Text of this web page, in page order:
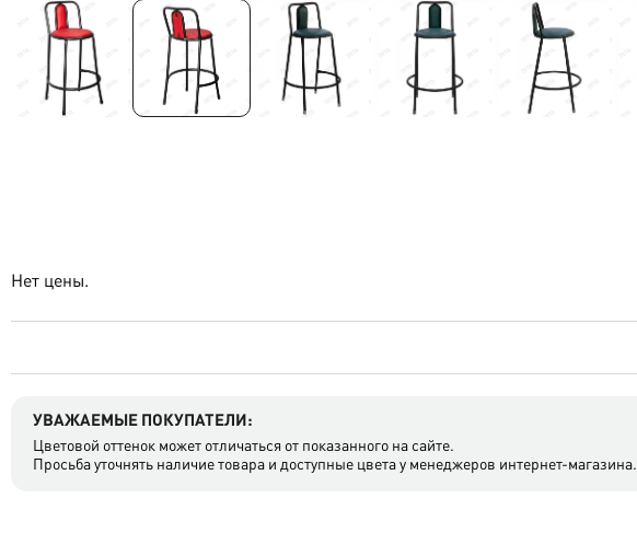
Нет цены.
УВАЖАЕМЫЕ ПОКУПАТЕЛИ:
Цветовой оттенок может отличаться от показанного на сайте.
Просьба уточнять наличие товара и доступные цвета у менеджеров интернет-магазина.